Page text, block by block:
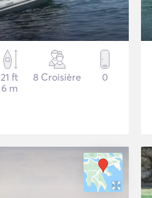
21 ft
6 m
8 Croisière 0